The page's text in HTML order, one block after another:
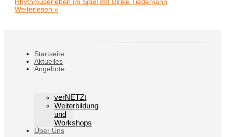
Rhythmuserleben im Spiel mit Ulrike Tiedemann
Weiterlesen »
Startseite
Aktuelles
Angebote
verNETZt
Weiterbildung
und
Workshops
Über Uns